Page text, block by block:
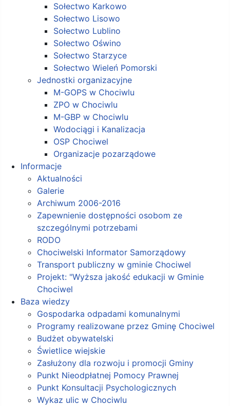
Sołectwo Karkowo
Sołectwo Lisowo
Sołectwo Lublino
Sołectwo Oświno
Sołectwo Starzyce
Sołectwo Wieleń Pomorski
Jednostki organizacyjne
M-GOPS w Chociwlu
ZPO w Chociwlu
M-GBP w Chociwlu
Wodociągi i Kanalizacja
OSP Chociwel
Organizacje pozarządowe
Informacje
Aktualności
Galerie
Archiwum 2006-2016
Zapewnienie dostępności osobom ze
szczególnymi potrzebami
RODO
Chociwelski Informator Samorządowy
Transport publiczny w gminie Chociwel
Projekt: "Wyższa jakość edukacji w Gminie
Chociwel
Baza wiedzy
Gospodarka odpadami komunalnymi
Programy realizowane przez Gminę Chociwel
Budżet obywatelski
Świetlice wiejskie
Zasłużony dla rozwoju i promocji Gminy
Punkt Nieodpłatnej Pomocy Prawnej
Punkt Konsultacji Psychologicznych
Wykaz ulic w Chociwlu